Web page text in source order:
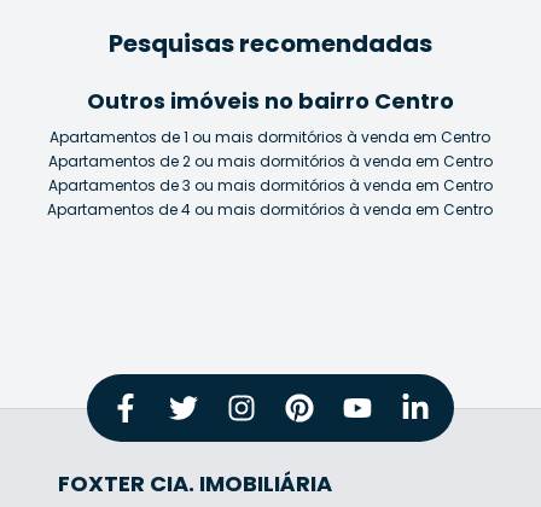
Pesquisas recomendadas
Outros imóveis no bairro Centro
Apartamentos de 1 ou mais dormitórios à venda em Centro
Apartamentos de 2 ou mais dormitórios à venda em Centro
Apartamentos de 3 ou mais dormitórios à venda em Centro
Apartamentos de 4 ou mais dormitórios à venda em Centro
FOXTER CIA. IMOBILIÁRIA